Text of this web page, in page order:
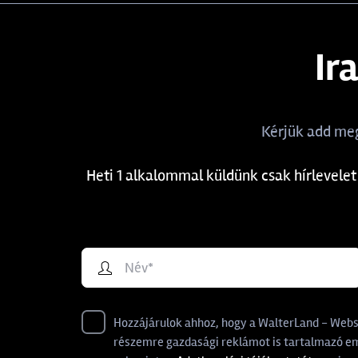
Kérjük add
Heti 1 alkalommal küldünk csak hírlevelet
Hozzájárulok ahhoz, hogy a WalterLand -
részemre gazdasági reklámot is tartalmazó